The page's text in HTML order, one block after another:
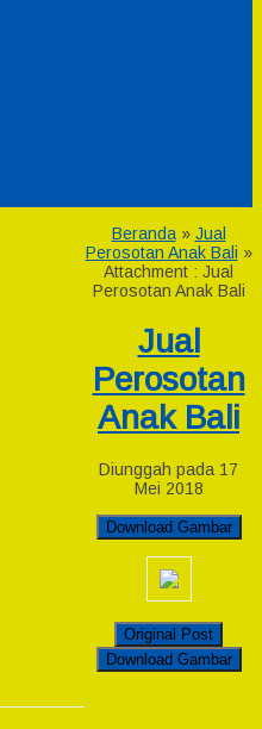
Beranda» Jual
Perosotan Anak Bali »
Attachment : Jual
Perosotan Anak Bali
Jual
Perosotan
Anak Bali
Diunggah pada 17
Mei 2018
Download Gambar
Original Post
Download Gambar